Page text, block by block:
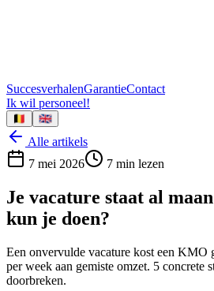
SuccesverhalenGarantieContact
Ik wil personeel!
🇧🇪 🇬🇧
Alle artikels
7 mei 2026
7 min lezen
Je vacature staat al
kun je doen?
Een onvervulde vacature kost een KMO
per week aan gemiste omzet. 5 concrete
doorbreken.